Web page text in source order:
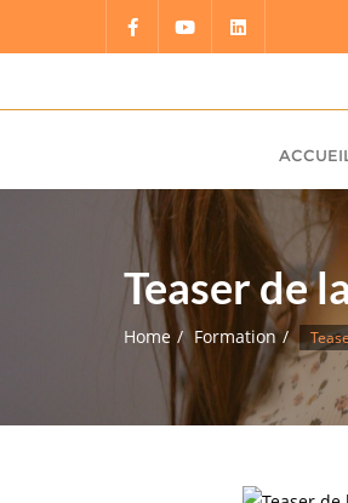
Teaser de
Home Formation